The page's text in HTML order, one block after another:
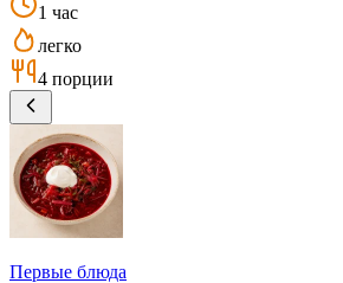
1 час
легко
4 порции
Первые блюда